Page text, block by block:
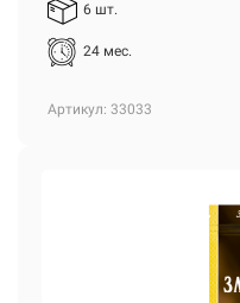
6 шт.
24 мес.
Артикул: 33033